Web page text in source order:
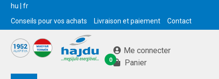
hu |fr
Conseils pour vos achats
Livraison et paiement Contact
Me connecter
Panier
0